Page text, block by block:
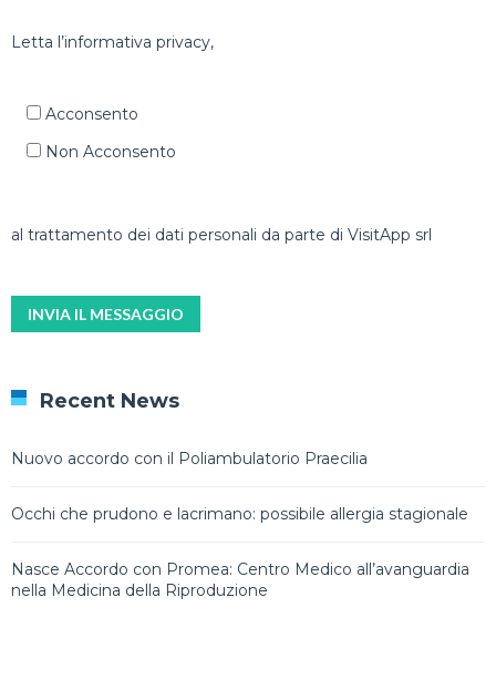
Letta l’informativa privacy,
Acconsento
Non Acconsento
al trattamento dei dati personali da parte di VisitApp srl
Recent News
Nuovo accordo con il Poliambulatorio Praecilia
Occhi che prudono e lacrimano: possibile allergia stagionale
Nasce Accordo con Promea: Centro Medico all’avanguardia
nella Medicina della Riproduzione